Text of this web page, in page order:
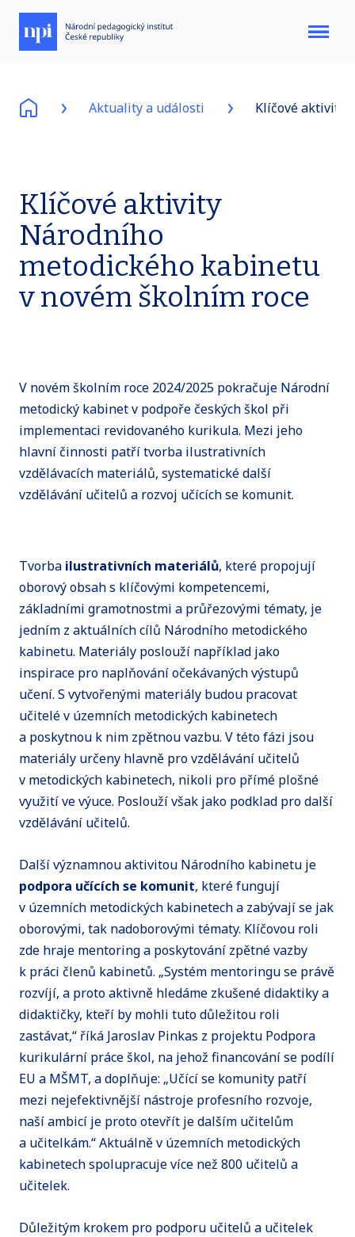
Menu
Aktuality a události Klíčové aktivity
Klíčové aktivity
Národního
metodického kabinetu
v novém školním roce
V novém školním roce 2024/2025 pokračuje Národní
metodický kabinet v podpoře českých škol při
implementaci revidovaného kurikula. Mezi jeho
hlavní činnosti patří tvorba ilustrativních
vzdělávacích materiálů, systematické další
vzdělávání učitelů a rozvoj učících se komunit.
Tvorba ilustrativních materiálů, které propojují
oborový obsah s klíčovými kompetencemi,
základními gramotnostmi a průřezovými tématy, je
jedním z aktuálních cílů Národního metodického
kabinetu. Materiály poslouží například jako
inspirace pro naplňování očekávaných výstupů
učení. S vytvořenými materiály budou pracovat
učitelé v územních metodických kabinetech
a poskytnou k nim zpětnou vazbu. V této fázi jsou
materiály určeny hlavně pro vzdělávání učitelů
v metodických kabinetech, nikoli pro přímé plošné
využití ve výuce. Poslouží však jako podklad pro další
vzdělávání učitelů.
Další významnou aktivitou Národního kabinetu je
podpora učících se komunit, které fungují
v územních metodických kabinetech a zabývají se jak
oborovými, tak nadoborovými tématy. Klíčovou roli
zde hraje mentoring a poskytování zpětné vazby
k práci členů kabinetů. „Systém mentoringu se právě
rozvíjí, a proto aktivně hledáme zkušené didaktiky a
didaktičky, kteří by mohli tuto důležitou roli
zastávat,“ říká Jaroslav Pinkas z projektu Podpora
kurikulární práce škol, na jehož financování se podílí
EU a MŠMT, a doplňuje: „Učící se komunity patří
mezi nejefektivnější nástroje profesního rozvoje,
naší ambicí je proto otevřít je dalším učitelům
a učitelkám.“ Aktuálně v územních metodických
kabinetech spolupracuje více než 800 učitelů a
učitelek.
Důležitým krokem pro podporu učitelů a učitelek